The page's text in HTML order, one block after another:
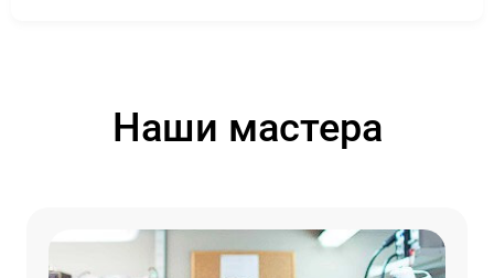
Наши мастера